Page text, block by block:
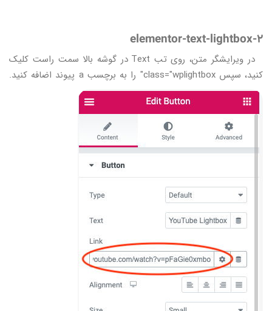
elementor-text-lightbox-2
در ویرایشگر متن، روی تب Text در گوشه بالا سمت راست کلیک
کنید، سپس class="wplightbox" را به برچسب a پیوند اضافه کنید.